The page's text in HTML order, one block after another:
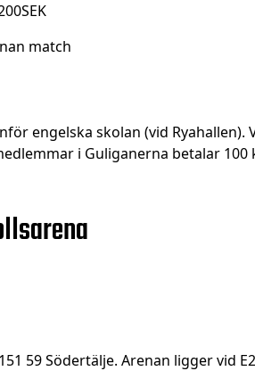
match
engelska skolan (vid
i Guliganerna betalar
59 Södertälje. Arenan ligger vid